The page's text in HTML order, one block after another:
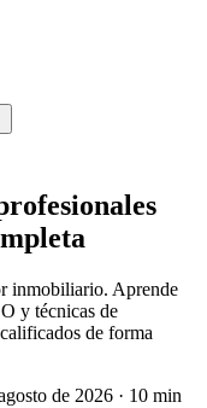
inmobiliario. Aprende
y técnicas de
de forma
de 2026 · 10 min